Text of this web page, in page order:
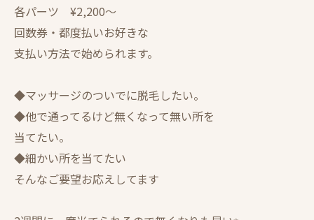
各パーツ ¥2,200〜
回数券・都度払いお好きな
支払い方法で始められます。
◆マッサージのついでに脱毛したい。
◆他で通ってるけど無くなって無い所を
当てたい。
◆細かい所を当てたい
そんなご要望お応えしてます